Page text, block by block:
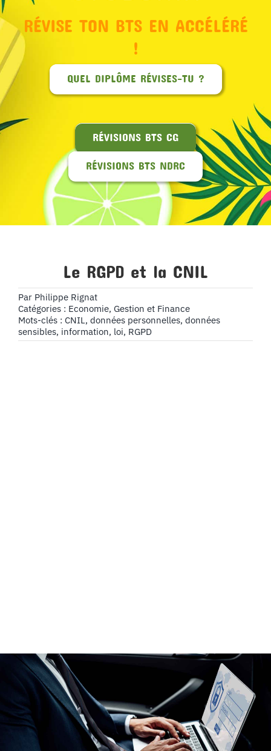
MON COMPTE
PANIER
RÉVISE TON BTS EN ACCÉLÉRÉ
!
QUEL DIPLÔME RÉVISES-TU ?
RÉVISIONS BTS CG
RÉVISIONS BTS NDRC
Le RGPD et la CNIL
Par Philippe Rignat
Catégories : Economie, Gestion et Finance
Mots-clés : CNIL, données personnelles, données
sensibles, information, loi, RGPD